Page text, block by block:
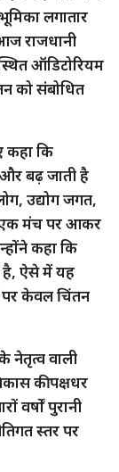
लगातार
राजधानी
ऑडिटोरियम
को संबोधित
कहा कि
बढ़ जाती है
उद्योग जगत,
एक मंच पर आकर
कहा कि
है, ऐसे में यह
केवल चिंतन
नेतृत्व वाली
की पक्षधर
वर्षों पुरानी
स्तर पर